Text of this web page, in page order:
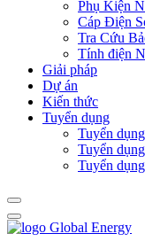
Phụ Kiện
Cáp Điện
Tra Cứu
Tính điện
Giải pháp
Dự án
Kiến thức
Tuyển dụng
Tuyển
Tuyển
Tuyển